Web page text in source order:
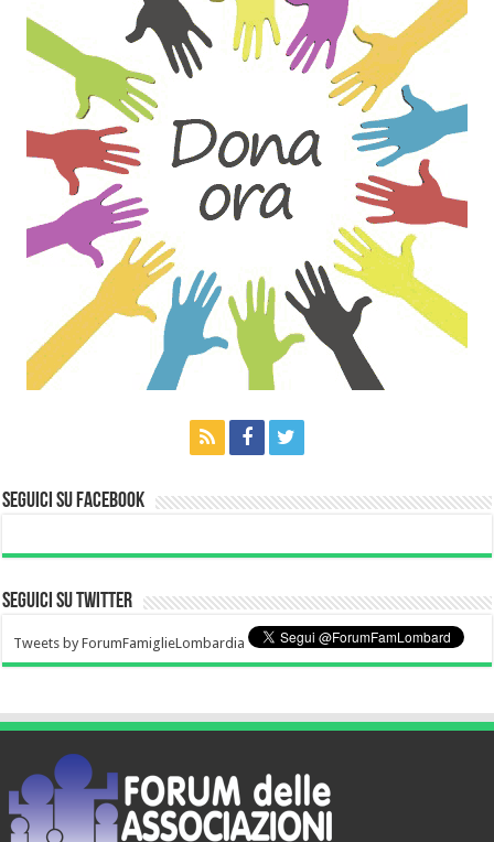
Seguici su Facebook
Seguici su Twitter
Tweets by ForumFamiglieLombardia